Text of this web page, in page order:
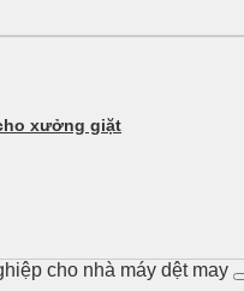
xưởng giặt
cho nhà máy dệt may